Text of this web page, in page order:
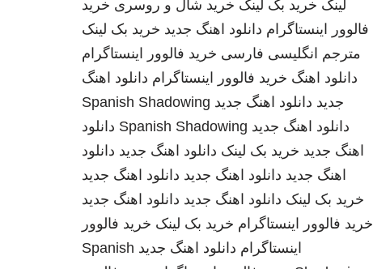
لینک خرید بک لینک خرید شال و روسری خرید
فالوور اینستاگرام دانلود اهنگ جدید خرید بک لینک
مترجم انگلیسی فارسی خرید فالوور اینستاگرام
دانلود اهنگ خرید فالوور اینستاگرام دانلود اهنگ
جدید دانلود اهنگ جدید Spanish Shadowing
دانلود اهنگ جدید Spanish Shadowing دانلود
اهنگ جدید خرید بک لینک دانلود اهنگ جدید دانلود
اهنگ جدید دانلود اهنگ جدید دانلود اهنگ جدید
خرید بک لینک دانلود اهنگ جدید دانلود اهنگ جدید
خرید فالوور اینستاگرام خرید بک لینک خرید فالوور
اینستاگرام دانلود اهنگ جدید Spanish